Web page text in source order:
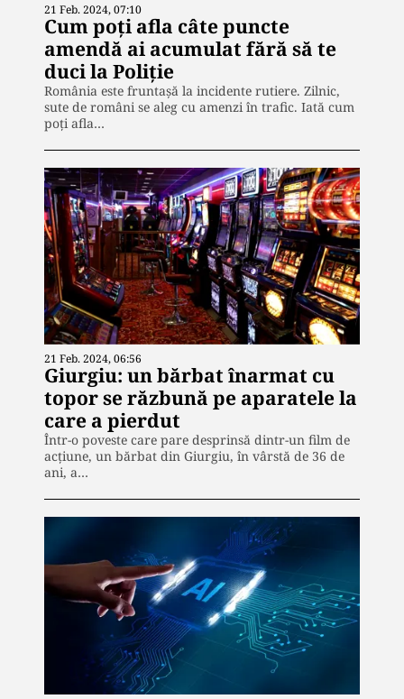
21 Feb. 2024, 07:10
Cum poți afla câte puncte
amendă ai acumulat fără să te
duci la Poliție
România este fruntașă la incidente rutiere. Zilnic,
sute de români se aleg cu amenzi în trafic. Iată cum
poți afla…
21 Feb. 2024, 06:56
Giurgiu: un bărbat înarmat cu
topor se răzbună pe aparatele la
care a pierdut
Într-o poveste care pare desprinsă dintr-un film de
acțiune, un bărbat din Giurgiu, în vârstă de 36 de
ani, a…